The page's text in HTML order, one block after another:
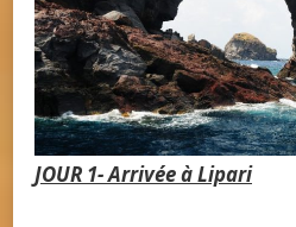
JOUR 1- Arrivée à Lipari